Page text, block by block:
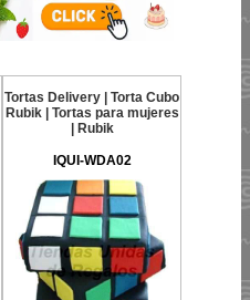
Tortas Delivery | Torta Cubo
Rubik | Tortas para mujeres
| Rubik
IQUI-WDA02